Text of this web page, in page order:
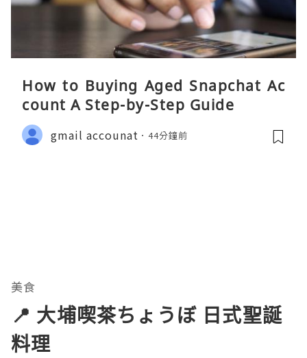
How to Buying Aged Snapchat Ac
count A Step-by-Step Guide
gmail accounat 44分鐘前
美食
📍 大埔喫茶ちょうぼ 日式聖誕
料理